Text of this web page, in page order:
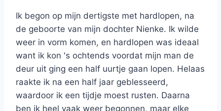
Ik begon op mijn dertigste met hardlopen, na
de geboorte van mijn dochter Nienke. Ik wilde
weer in vorm komen, en hardlopen was ideaal
want ik kon 's ochtends voordat mijn man de
deur uit ging een half uurtje gaan lopen. Helaas
raakte ik na een half jaar geblesseerd,
waardoor ik een tijdje moest rusten. Daarna
ben ik heel vaak weer begonnen, maar elke